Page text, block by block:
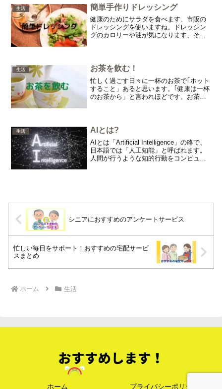
くなります。また、コロナの予防にも良
いと思います。今回は家庭で出来る食中
毒予防を紹介します。
生活 簡単手作りドレッシング
健康のためにサラダを食べます、市販の
ドレッシングを使いますね。ドレッシン
グのカロリーや油が気になります、そこ
生活 お茶を飲む！
忙しく過ごす日々に一杯のお茶で｢ホット
すること」あると思います。｢健康は一杯
のお茶から」と言われほどです。お茶の
生活 AIとは?
AIとは「Artificial Intelligence」の略で、
日本語では「人工知能」と呼ばれます。
人間が行うような知的行動をコンピュー
シニアにおすすめのアンケートサービス
忙しい毎日をサポート！おすすめの宅配サービ
スまとめ
ホーム 生活
ホーム プライバシーポリシー